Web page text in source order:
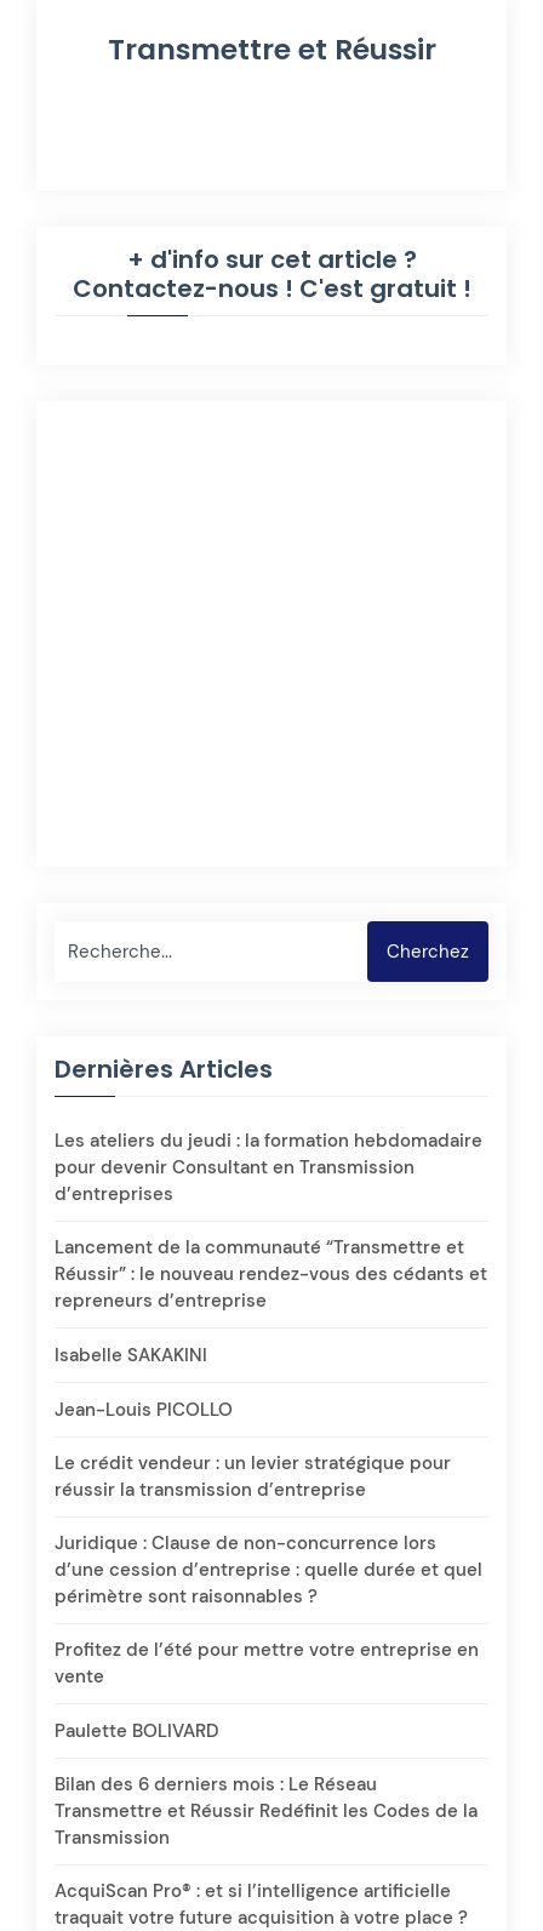
Transmettre et Réussir
+ d'info sur cet article ?
Contactez-nous ! C'est gratuit !
Rechercher Cherchez
Dernières Articles
Les ateliers du jeudi : la formation hebdomadaire
pour devenir Consultant en Transmission
d’entreprises
Lancement de la communauté “Transmettre et
Réussir” : le nouveau rendez-vous des cédants et
repreneurs d’entreprise
Isabelle SAKAKINI
Jean-Louis PICOLLO
Le crédit vendeur : un levier stratégique pour
réussir la transmission d’entreprise
Juridique : Clause de non-concurrence lors
d’une cession d’entreprise : quelle durée et quel
périmètre sont raisonnables ?
Profitez de l’été pour mettre votre entreprise en
vente
Paulette BOLIVARD
Bilan des 6 derniers mois : Le Réseau
Transmettre et Réussir Redéfinit les Codes de la
Transmission
AcquiScan Pro® : et si l’intelligence artificielle
traquait votre future acquisition à votre place ?